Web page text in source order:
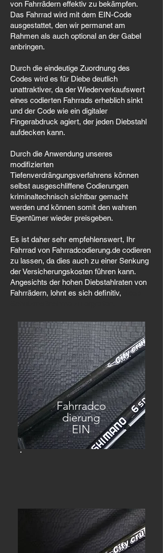
von Fahrrädern effektiv zu bekämpfen.
Das Fahrrad wird mit dem EIN-Code
ausgestattet, den wir permanet am
Rahmen als auch optional an der Gabel
anbringen.
Durch die eindeutige Zuordnung des
Codes wird es für Diebe deutlich
unattraktiver, da der Wiederverkaufswert
eines codierten Fahrrads erheblich sinkt
und der Code wie ein digitaler
Fingerabdruck agiert, der jeden Diebstahl
aufdecken kann.
Durch die Anwendung unseres
modifizierten
Tiefenverdrängungsverfahrens können
selbst ausgeschliffene Codierungen
kriminaltechnisch sichtbar gemacht
werden und können somit den wahren
Eigentümer wieder preisgeben.
Es ist daher sehr empfehlenswert, Ihr
Fahrrad von Fahrradcodierung.de codieren
zu lassen, da dies auch zu einer Senkung
der Versicherungskosten führen kann.
Angesichts der hohen Diebstahlraten von
Fahrrädern, lohnt es sich definitiv,
Fahrradco
dierung
EIN